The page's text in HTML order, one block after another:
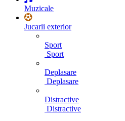
Muzicale
Jucarii exterior
Sport
Sport
Deplasare
Deplasare
Distractive
Distractive